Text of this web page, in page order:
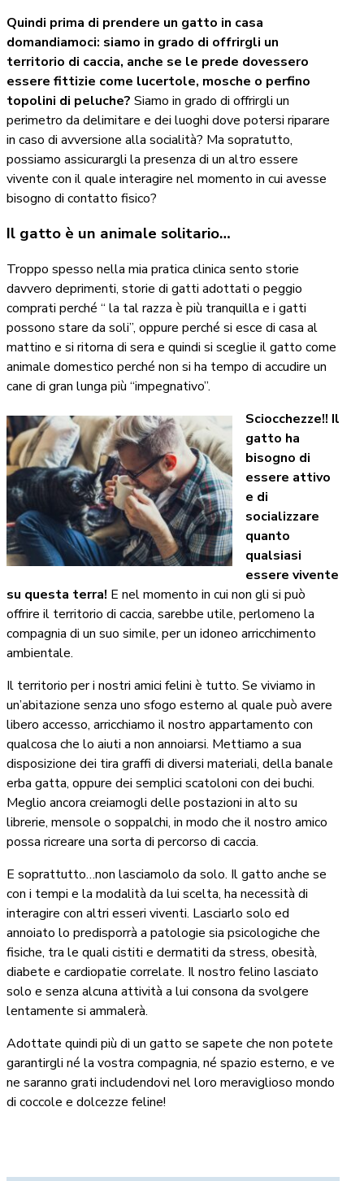
Quindi prima di prendere un gatto in casa
domandiamoci: siamo in grado di offrirgli un
territorio di caccia, anche se le prede dovessero
essere fittizie come lucertole, mosche o perfino
topolini di peluche? Siamo in grado di offrirgli un
perimetro da delimitare e dei luoghi dove potersi riparare
in caso di avversione alla socialità? Ma sopratutto,
possiamo assicurargli la presenza di un altro essere
vivente con il quale interagire nel momento in cui avesse
bisogno di contatto fisico?
Il gatto è un animale solitario…
Troppo spesso nella mia pratica clinica sento storie
davvero deprimenti, storie di gatti adottati o peggio
comprati perché “ la tal razza è più tranquilla e i gatti
possono stare da soli”, oppure perché si esce di casa al
mattino e si ritorna di sera e quindi si sceglie il gatto come
animale domestico perché non si ha tempo di accudire un
cane di gran lunga più “impegnativo”.
Sciocchezze!! Il
gatto ha
bisogno di
essere attivo
e di
socializzare
quanto
qualsiasi
essere vivente
su questa terra! E nel momento in cui non gli si può
offrire il territorio di caccia, sarebbe utile, perlomeno la
compagnia di un suo simile, per un idoneo arricchimento
ambientale.
Il territorio per i nostri amici felini è tutto. Se viviamo in
un’abitazione senza uno sfogo esterno al quale può avere
libero accesso, arricchiamo il nostro appartamento con
qualcosa che lo aiuti a non annoiarsi. Mettiamo a sua
disposizione dei tira graffi di diversi materiali, della banale
erba gatta, oppure dei semplici scatoloni con dei buchi.
Meglio ancora creiamogli delle postazioni in alto su
librerie, mensole o soppalchi, in modo che il nostro amico
possa ricreare una sorta di percorso di caccia.
E soprattutto…non lasciamolo da solo. Il gatto anche se
con i tempi e la modalità da lui scelta, ha necessità di
interagire con altri esseri viventi. Lasciarlo solo ed
annoiato lo predisporrà a patologie sia psicologiche che
fisiche, tra le quali cistiti e dermatiti da stress, obesità,
diabete e cardiopatie correlate. Il nostro felino lasciato
solo e senza alcuna attività a lui consona da svolgere
lentamente si ammalerà.
Adottate quindi più di un gatto se sapete che non potete
garantirgli né la vostra compagnia, né spazio esterno, e ve
ne saranno grati includendovi nel loro meraviglioso mondo
di coccole e dolcezze feline!